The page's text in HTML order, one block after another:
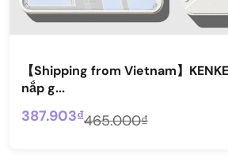
【Shipping from Vietnam】
nắp g...
387.903₫465.000₫